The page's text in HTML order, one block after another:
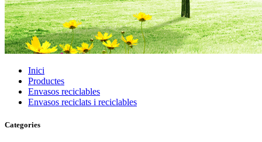
Inici
Productes
Envasos reciclables
Envasos reciclats i reciclables
Categories